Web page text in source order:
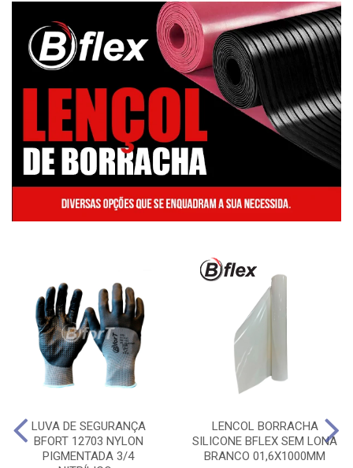
LUVA DE SEGURANÇA
BFORT 12703 NYLON
PIGMENTADA 3/4
LENCOL BORRACHA
SILICONE BFLEX SEM LONA
BRANCO 01,6X1000MM